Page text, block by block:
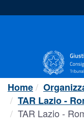
al
Home
TAR Lazio -
TAR Lazio -